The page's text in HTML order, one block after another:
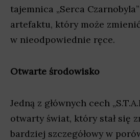
tajemnica „Serca
artefaktu, który może
w nieodpowiednie ręce.
Otwarte środowisko
Jedną z głównych cech
otwarty świat, który stał się
bardziej szczegółowy w